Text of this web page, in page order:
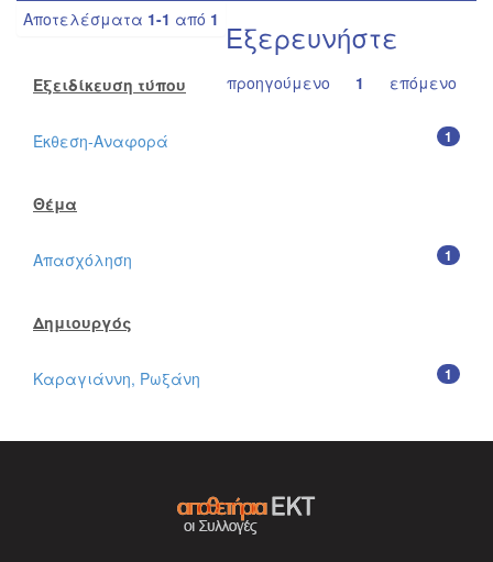
Αποτελέσματα 1-1 από 1
προηγούμενο 1 επόμενο
Εξερευνήστε
Εξειδίκευση τύπου
1
Έκθεση-Αναφορά
Θέμα
1
Απασχόληση
Δημιουργός
1
Καραγιάννη, Ρωξάνη